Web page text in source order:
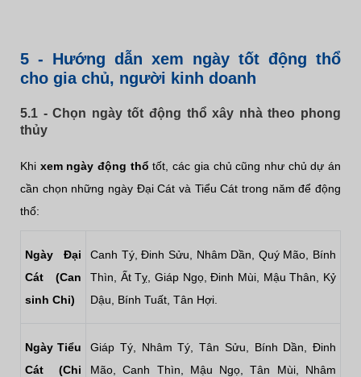
5 - Hướng dẫn xem ngày tốt động thổ
cho gia chủ, người kinh doanh
5.1 - Chọn ngày tốt động thổ xây nhà theo phong
thủy
Khi xem ngày động thổ tốt, các gia chủ cũng như chủ dự án
cần chọn những ngày Đại Cát và Tiểu Cát trong năm để động
thổ:
Ngày Đại
Cát (Can
sinh Chi)
Canh Tý, Đinh Sửu, Nhâm Dần, Quý Mão, Bính
Thìn, Ất Tỵ, Giáp Ngọ, Đinh Mùi, Mậu Thân, Kỷ
Dậu, Bính Tuất, Tân Hợi.
Ngày Tiểu
Cát (Chi
Giáp Tý, Nhâm Tý, Tân Sửu, Bính Dần, Đinh
Mão, Canh Thìn, Mậu Ngọ, Tân Mùi, Nhâm